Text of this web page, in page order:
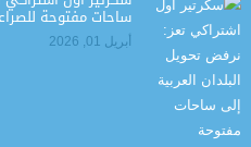
ساحات مفتوحة
أبريل 01, 2026